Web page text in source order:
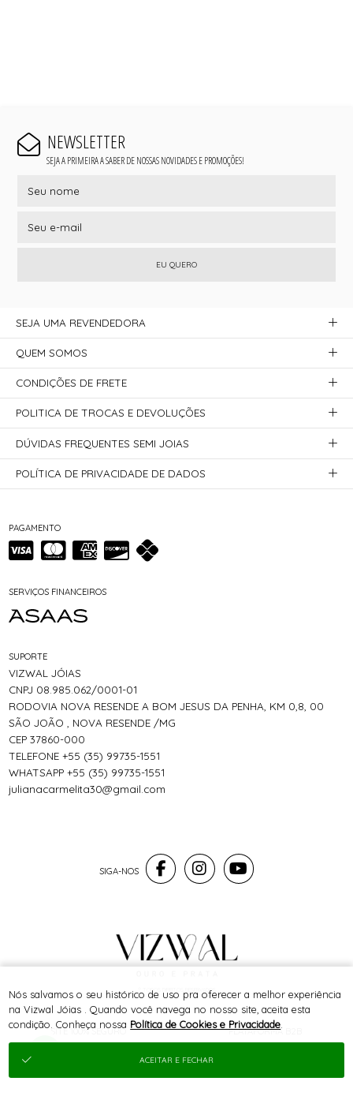
NEWSLETTER
SEJA A PRIMEIRA A SABER DE NOSSAS NOVIDADES E PROMOÇÕES!
EU QUERO
PAGAMENTO
SERVIÇOS FINANCEIROS
SITE 100% SEGURO PLATAFORMA B2B
SUPORTE
VIZWAL JÓIAS
CNPJ 08.985.062/0001-01
RODOVIA NOVA RESENDE A BOM JESUS DA PENHA, KM 0,8, 00
SÃO JOÃO , NOVA RESENDE /MG
CEP 37860-000
TELEFONE +55 (35) 99735-1551
WHATSAPP +55 (35) 99735-1551
julianacarmelita30@gmail.com
SEJA UMA REVENDEDORA
QUEM SOMOS
CONDIÇÕES DE FRETE
POLITICA DE TROCAS E DEVOLUÇÕES
DÚVIDAS FREQUENTES SEMI JOIAS
POLÍTICA DE PRIVACIDADE DE DADOS
® TODOS DIREITOS RESERVADOS
Nós salvamos o seu histórico de uso pra oferecer a melhor experiência
na Vizwal Jóias . Quando você navega no nosso site, aceita esta
condição. Conheça nossa Política de Cookies e Privacidade
ACEITAR E FECHAR